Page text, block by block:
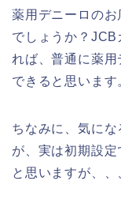
薬用デニーロの
でしょうか？JCB
れば、普通に薬
できると思います
ちなみに、気に
が、実は初期設
と思いますが、、